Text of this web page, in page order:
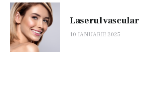
Laserul vascular
10 IANUARIE 2025